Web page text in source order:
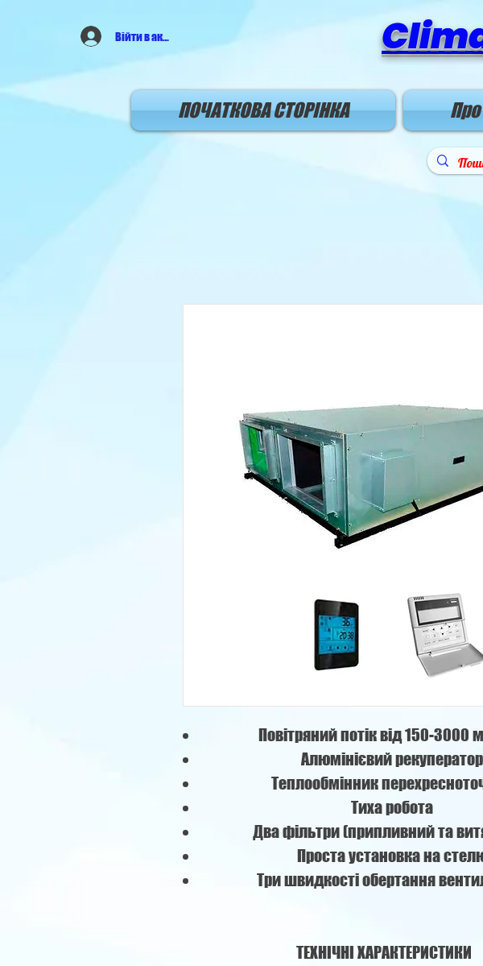
Війти в аккаунт
ПОЧАТКОВА СТОРIНКА
Повітряний потік від 150-3000
Алюмінієвий рекуператор
Теплообмінник
Тиха робота
Два фільтри (припливний та
Проста установка на
Три швидкості обертання
ТЕХНІЧНІ ХАРАКТЕРИСТИКИ